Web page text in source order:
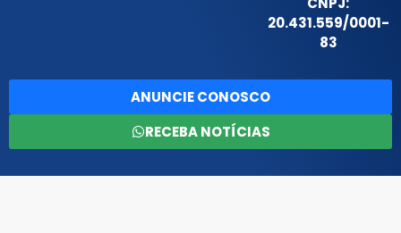
20.431.559/0001-
83
ANUNCIE CONOSCO
RECEBA NOTÍCIAS